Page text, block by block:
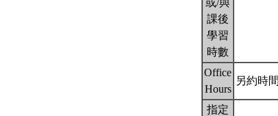
或/與
課後
學習
時數
Office
Hours
另約時
指定